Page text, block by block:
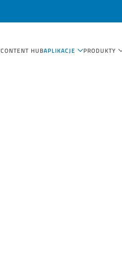
CONTENT HUBAPLIKACJE PRODUKTY